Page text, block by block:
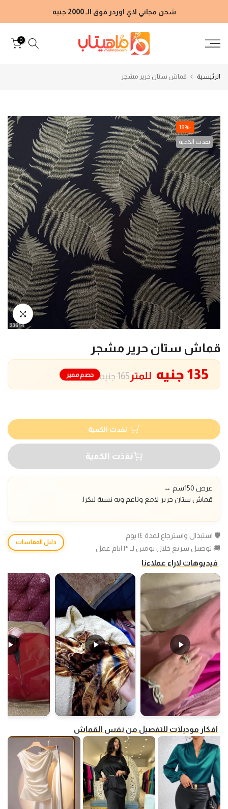
إلى
شحن مجاني لاي اوردر فوق الـ 2000 جنيه
0
الرئيسية قماش ستان حرير مشجر
-18%
نفدت الكمية
انقر للتكبير
قماش ستان حرير مشجر
165 جنيه 135 جنيه للمتر خصم مميز
نفدت الكمية
نفذت الكمية
عرض 150سم
↔️
قماش ستان حرير لامع وناعم وبه نسبة ليكرا.
🛡️ استبدال واسترجاع لمدة ١٤ يوم
🚚 توصيل سريع خلال يومين لـ ٣ ايام عمل
دليل المقاسات
فيديوهات لاراء عملاءنا
افكار موديلات للتفصيل من نفس القماش